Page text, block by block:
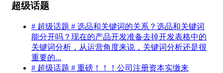
超级话题
# 超级话题 # 选品和关键词的关系？选品和关键词
能分开吗？现在的产品开发准备去掉开发表格中的
关键词分析，从运营角度来说，关键词分析还是很
重要的...
# 超级话题 # 重磅！！！公司注册资本实缴来